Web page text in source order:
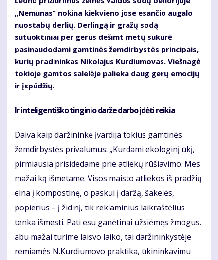
„Nemunas“ nokina kiekvieno jose esančio augalo
nuostabų derlių. Derlingą ir gražų sodą
sutuoktiniai per gerus dešimt metų sukūrė
pasinaudodami gamtinės žemdirbystės principais,
kurių pradininkas Nikolajus Kurdiumovas. Viešnagė
tokioje gamtos salelėje palieka daug gerų emocijų
ir įspūdžių.
Ir inteligentiško tinginio darže darbo įdėti reikia
Daiva kaip daržininkė įvardija tokius gamtinės
žemdirbystės privalumus: „Kurdami ekologinį ūkį,
pirmiausia prisidedame prie atliekų rūšiavimo. Mes
mažai ką išmetame. Visos maisto atliekos iš pradžių
eina į kompostinę, o paskui į daržą, šakelės,
popierius – į židinį, tik reklaminius laikraštėlius
tenka išmesti. Pati esu ganėtinai užsiėmęs žmogus,
abu mažai turime laisvo laiko, tai daržininkystėje
remiamės N.Kurdiumovo praktika, ūkininkavimu